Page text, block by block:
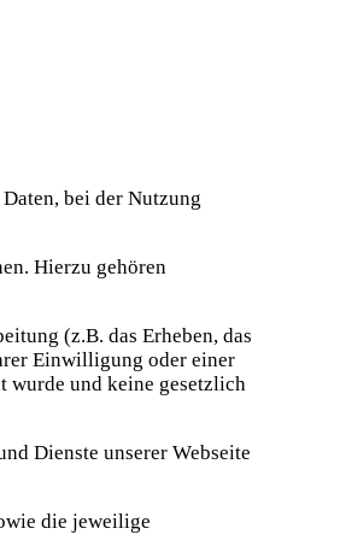
bei der Nutzung
Hierzu gehören
(z.B. das Erheben, das
Einwilligung oder einer
wurde und keine gesetzlich
Dienste unserer Webseite
die jeweilige